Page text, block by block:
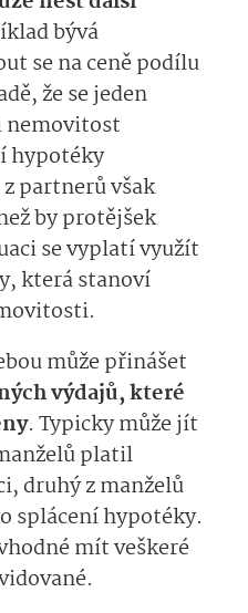
bývá
se na ceně podílu
že se jeden
nemovitost
hypotéky
partnerů však
by protějšek
se vyplatí využít
která stanoví
může přinášet
výdajů, které
. Typicky může jít
platil
druhý z manželů
splácení hypotéky.
mít veškeré